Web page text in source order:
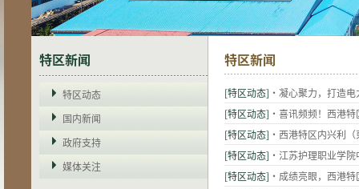
特区新闻
特区动态
国内新闻
政府支持
媒体关注
特区新闻
[特区动态] ·凝心聚力，打造电
[特区动态] ·喜讯频频！西港
[特区动态] ·西港特区内兴利（
[特区动态] ·江苏护理职业学
[特区动态] ·成绩亮眼，西港